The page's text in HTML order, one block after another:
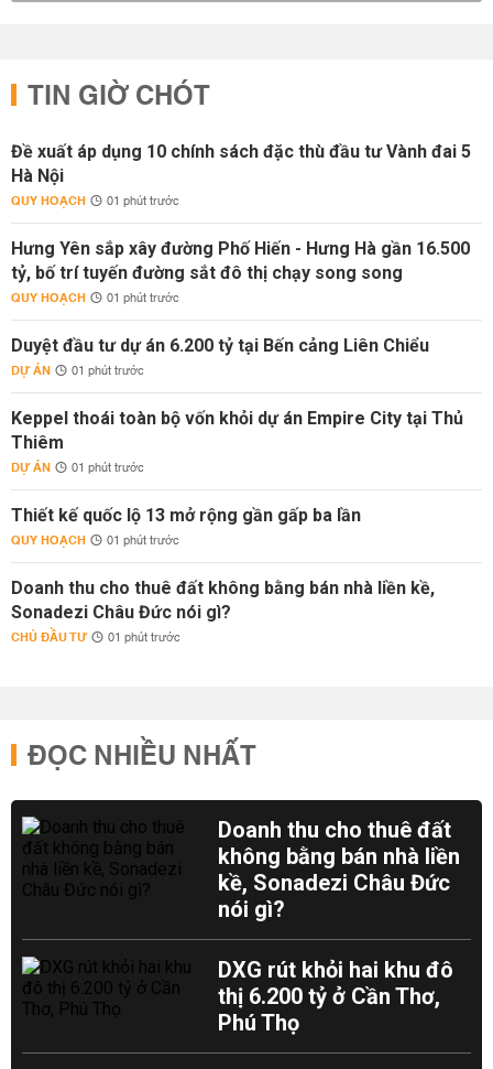
TIN GIỜ CHÓT
Đề xuất áp dụng 10 chính sách đặc thù đầu tư Vành đai 5
Hà Nội
QUY HOẠCH 01 phút trước
Hưng Yên sắp xây đường Phố Hiến - Hưng Hà gần 16.500
tỷ, bố trí tuyến đường sắt đô thị chạy song song
QUY HOẠCH 01 phút trước
Duyệt đầu tư dự án 6.200 tỷ tại Bến cảng Liên Chiểu
DỰ ÁN 01 phút trước
Keppel thoái toàn bộ vốn khỏi dự án Empire City tại Thủ
Thiêm
DỰ ÁN 01 phút trước
Thiết kế quốc lộ 13 mở rộng gần gấp ba lần
QUY HOẠCH 01 phút trước
Doanh thu cho thuê đất không bằng bán nhà liền kề,
Sonadezi Châu Đức nói gì?
CHỦ ĐẦU TƯ 01 phút trước
ĐỌC NHIỀU NHẤT
Doanh thu cho thuê đất
không bằng bán nhà liền
kề, Sonadezi Châu Đức
nói gì?
DXG rút khỏi hai khu đô
thị 6.200 tỷ ở Cần Thơ,
Phú Thọ